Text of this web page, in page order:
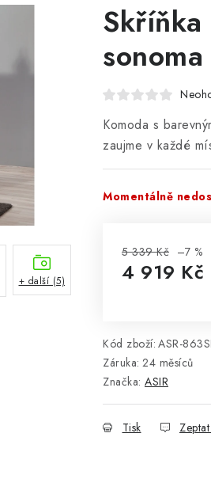
Skříňka
sonoma
Komoda s
zaujme v každé
Momentálně
5 339 Kč –7 %
4 919 Kč
Kód zboží: ASR-
Záruka: 24 měsíců
Značka: ASIR
Tisk
+ další (5)